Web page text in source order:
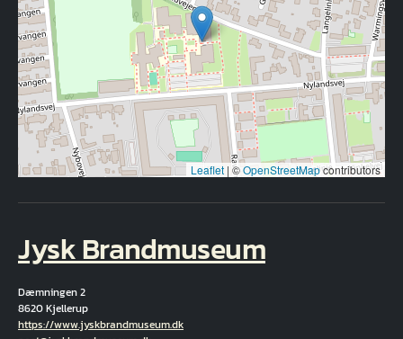
Leaflet | ©OpenStreetMapcontributors
Jysk Brandmuseum
Dæmningen 2
8620 Kjellerup
Hjemmeside
https://www.jyskbrandmuseum.dk